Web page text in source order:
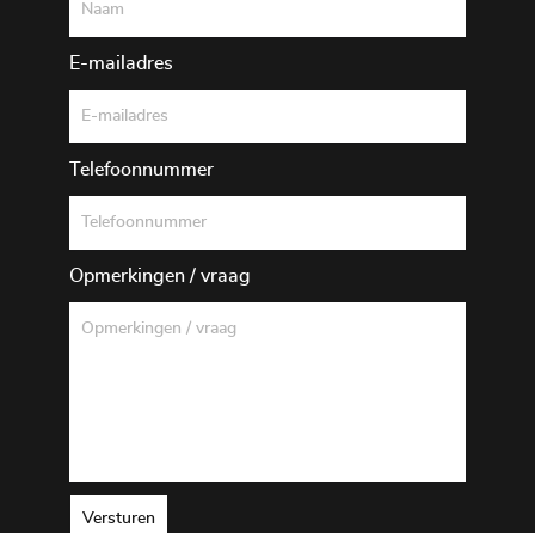
E-mailadres
Telefoonnummer
Opmerkingen / vraag
Versturen